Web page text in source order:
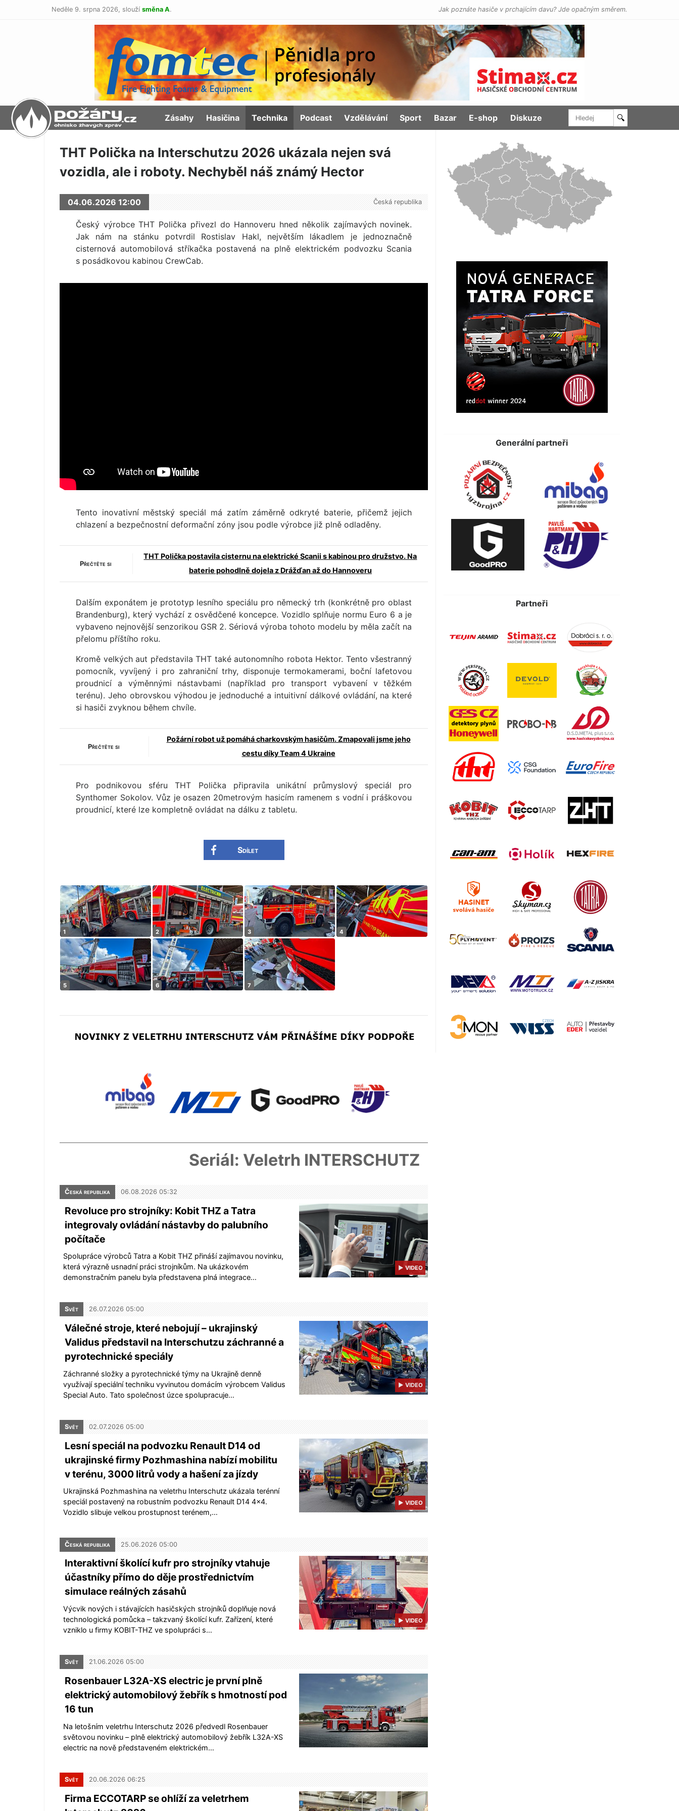
Neděle 9. srpna 2026, slouží směna A. Jak poznáte hasiče v prchajícím davu? Jde opačným směrem.
POŽÁRY.cz Zásahy Hasičina Technika Podcast Vzdělávání Sport Bazar E-shop Diskuze 🔍
THT Polička na Interschutzu 2026 ukázala nejen svá
vozidla, ale i roboty. Nechyběl náš známý Hector
04.06.2026 12:00 Česká republika
Český výrobce THT Polička přivezl do Hannoveru hned několik zajímavých novinek.
Jak nám na stánku potvrdil Rostislav Hakl, největším lákadlem je jednoznačně
cisternová automobilová stříkačka postavená na plně elektrickém podvozku Scania
s posádkovou kabinou CrewCab.
Tento inovativní městský speciál má zatím záměrně odkryté baterie, přičemž jejich
chlazení a bezpečnostní deformační zóny jsou podle výrobce již plně odladěny.
Přečtěte si
THT Polička postavila cisternu na elektrické Scanii s kabinou pro družstvo. Na
baterie pohodlně dojela z Drážďan až do Hannoveru
Dalším exponátem je prototyp lesního speciálu pro německý trh (konkrétně pro oblast
Brandenburg), který vychází z osvědčené koncepce. Vozidlo splňuje normu Euro 6 a je
vybaveno nejnovější senzorikou GSR 2. Sériová výroba tohoto modelu by měla začít na
přelomu příštího roku.
Kromě velkých aut představila THT také autonomního robota Hektor. Tento všestranný
pomocník, vyvíjený i pro zahraniční trhy, disponuje termokamerami, boční lafetovou
proudnicí a výměnnými nástavbami (například pro transport vybavení v těžkém
terénu). Jeho obrovskou výhodou je jednoduché a intuitivní dálkové ovládání, na které
si hasiči zvyknou během chvíle.
Přečtěte si
Požární robot už pomáhá charkovským hasičům. Zmapovali jsme jeho
cestu díky Team 4 Ukraine
Pro podnikovou sféru THT Polička připravila unikátní průmyslový speciál pro
Synthomer Sokolov. Vůz je osazen 20metrovým hasicím ramenem s vodní i práškovou
proudnicí, které lze kompletně ovládat na dálku z tabletu.
Sdílet
Seriál: Veletrh INTERSCHUTZ
▶ VIDEO
Česká republika 06.08.2026 05:32
Revoluce pro strojníky: Kobit THZ a Tatra
integrovaly ovládání nástavby do palubního
počítače
Spolupráce výrobců Tatra a Kobit THZ přináší zajímavou novinku,
která výrazně usnadní práci strojníkům. Na ukázkovém
demonstračním panelu byla představena plná integrace…
▶ VIDEO
Svět 26.07.2026 05:00
Válečné stroje, které nebojují – ukrajinský
Validus představil na Interschutzu záchranné a
pyrotechnické speciály
Záchranné složky a pyrotechnické týmy na Ukrajině denně
využívají speciální techniku vyvinutou domácím výrobcem Validus
Special Auto. Tato společnost úzce spolupracuje…
▶ VIDEO
Svět 02.07.2026 05:00
Lesní speciál na podvozku Renault D14 od
ukrajinské firmy Pozhmashina nabízí mobilitu
v terénu, 3000 litrů vody a hašení za jízdy
Ukrajinská Pozhmashina na veletrhu Interschutz ukázala terénní
speciál postavený na robustním podvozku Renault D14 4×4.
Vozidlo slibuje velkou prostupnost terénem,…
▶ VIDEO
Česká republika 25.06.2026 05:00
Interaktivní školící kufr pro strojníky vtahuje
účastníky přímo do děje prostřednictvím
simulace reálných zásahů
Výcvik nových i stávajících hasičských strojníků doplňuje nová
technologická pomůcka – takzvaný školící kufr. Zařízení, které
vzniklo u firmy KOBIT-THZ ve spolupráci s…
Svět 21.06.2026 05:00
Rosenbauer L32A-XS electric je první plně
elektrický automobilový žebřík s hmotností pod
16 tun
Na letošním veletrhu Interschutz 2026 předvedl Rosenbauer
světovou novinku – plně elektrický automobilový žebřík L32A-XS
electric na nově představeném elektrickém…
Svět 20.06.2026 06:25
Firma ECCOTARP se ohlíží za veletrhem
Generální partneři
Partneři